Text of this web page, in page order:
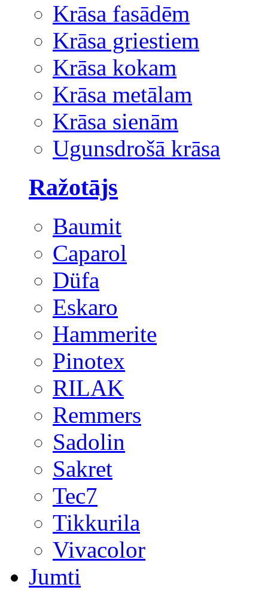
Krāsa fasādēm
Krāsa griestiem
Krāsa kokam
Krāsa metālam
Krāsa sienām
Ugunsdrošā krāsa
Ražotājs
Baumit
Caparol
Düfa
Eskaro
Hammerite
Pinotex
RILAK
Remmers
Sadolin
Sakret
Tec7
Tikkurila
Vivacolor
Jumti